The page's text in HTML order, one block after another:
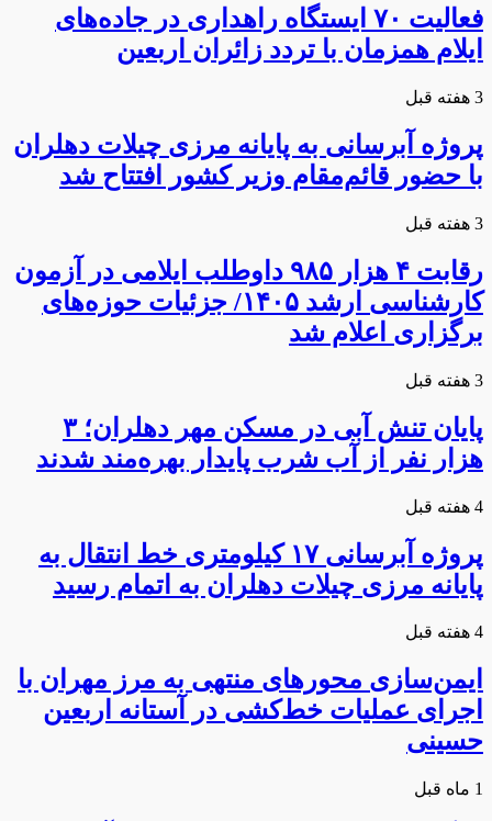
فعالیت ۷۰ ایستگاه راهداری در جاده‌های
ایلام همزمان با تردد زائران اربعین
3 هفته قبل
پروژه آبرسانی به پایانه مرزی چیلات دهلران
با حضور قائم‌مقام وزیر کشور افتتاح شد
3 هفته قبل
رقابت ۴ هزار ۹۸۵ داوطلب ایلامی در آزمون
کارشناسی ارشد ۱۴۰۵/ جزئیات حوزه‌های
برگزاری اعلام شد
3 هفته قبل
پایان تنش آبی در مسکن مهر دهلران؛ ۳
هزار نفر از آب شرب پایدار بهره‌مند شدند
4 هفته قبل
پروژه آبرسانی ۱۷ کیلومتری خط انتقال به
پایانه مرزی چیلات دهلران به اتمام رسید
4 هفته قبل
ایمن‌سازی محورهای منتهی به مرز مهران با
اجرای عملیات خط‌کشی در آستانه اربعین
حسینی
1 ماه قبل